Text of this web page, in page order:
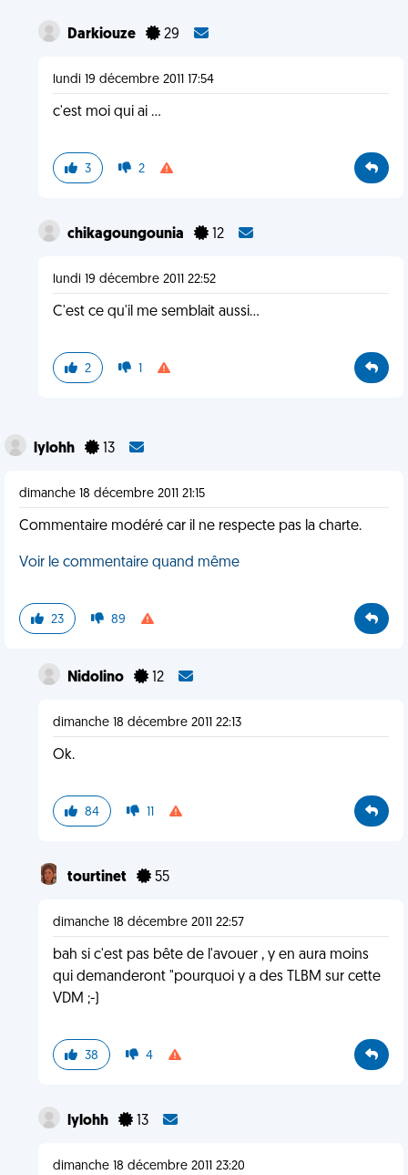
Darkiouze 29
lundi 19 décembre 2011 17:54
c'est moi qui ai ...
3 2
chikagoungounia 12
lundi 19 décembre 2011 22:52
C'est ce qu'il me semblait aussi...
2 1
lylohh 13
dimanche 18 décembre 2011 21:15
Commentaire modéré car il ne respecte pas la charte.
Voir le commentaire quand même
23 89
Nidolino 12
dimanche 18 décembre 2011 22:13
Ok.
84 11
tourtinet 55
dimanche 18 décembre 2011 22:57
bah si c'est pas bête de l'avouer , y en aura moins
qui demanderont "pourquoi y a des TLBM sur cette
VDM ;-)
38 4
lylohh 13
dimanche 18 décembre 2011 23:20